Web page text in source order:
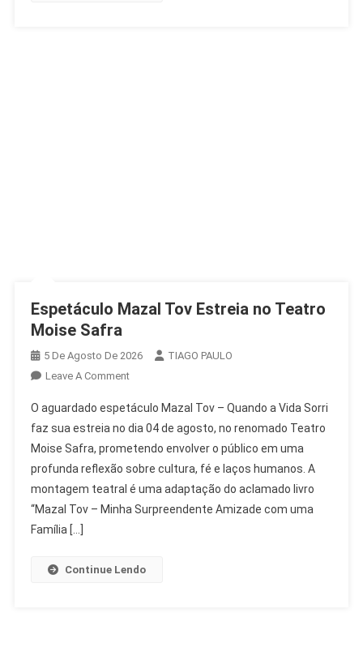
Espetáculo Mazal Tov Estreia no Teatro
Moise Safra
5 De Agosto De 2026
TIAGO PAULO
Leave A CommentOn
Mazal
Tov
Estreia
No
Teatro
Moise
O aguardado espetáculo Mazal Tov – Quando a Vida Sorri
faz sua estreia no dia 04 de agosto, no renomado Teatro
Moise Safra, prometendo envolver o público em uma
profunda reflexão sobre cultura, fé e laços humanos. A
montagem teatral é uma adaptação do aclamado livro
“Mazal Tov – Minha Surpreendente Amizade com uma
Família […]
Continue Lendo